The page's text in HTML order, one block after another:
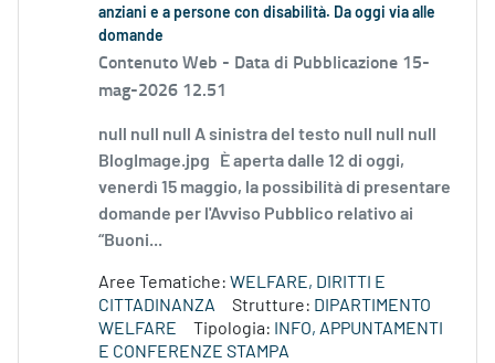
anziani e a persone con disabilità. Da oggi via alle
domande
Contenuto Web - Data di Pubblicazione 15-
mag-2026 12.51
null null null A sinistra del testo null null null
BlogImage.jpg È aperta dalle 12 di oggi,
venerdì 15 maggio, la possibilità di presentare
domande per l'Avviso Pubblico relativo ai
“Buoni...
Aree Tematiche: WELFARE, DIRITTI E
CITTADINANZA
Strutture: DIPARTIMENTO
WELFARE
Tipologia:
INFO, APPUNTAMENTI
E CONFERENZE STAMPA